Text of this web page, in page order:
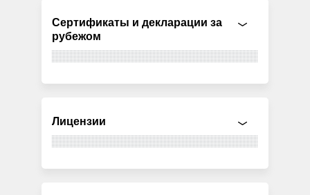
Сертификаты и декларации за
рубежом
Лицензии